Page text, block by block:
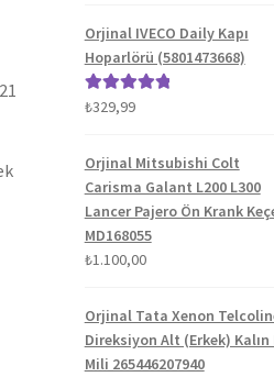
₺1.300,00.
fiyat:
₺1.100,00.
Orjinal IVECO Daily Kapı
Hoparlörü (5801473668)
5 üzerinden
₺329,99
Orjinal Mitsubishi Colt
Carisma Galant L200 L300
Lancer Pajero Ön Krank
MD168055
₺1.100,00
Orjinal Tata Xenon
Direksiyon Alt (Erkek) Kalın
Mili 265446207940